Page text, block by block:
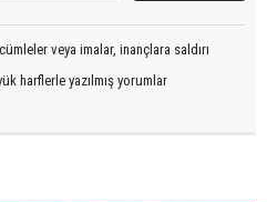
veya imalar, inançlara saldırı
harflerle yazılmış yorumlar